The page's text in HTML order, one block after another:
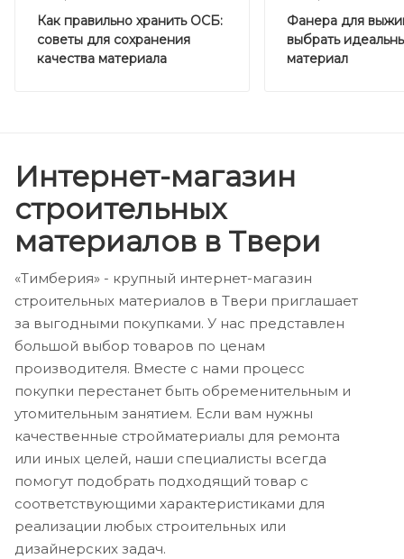
Как правильно хранить ОСБ:
советы для сохранения
качества материала
Фанера для
выбрать
материал
Интернет-магазин
строительных
материалов в Твери
«Тимберия» - крупный интернет-магазин
строительных материалов в Твери приглашает
за выгодными покупками. У нас представлен
большой выбор товаров по ценам
производителя. Вместе с нами процесс
покупки перестанет быть обременительным и
утомительным занятием. Если вам нужны
качественные стройматериалы для ремонта
или иных целей, наши специалисты всегда
помогут подобрать подходящий товар с
соответствующими характеристиками для
реализации любых строительных или
дизайнерских задач.